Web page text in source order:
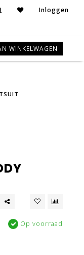
€ 75 Inloggen
0
WINKELWAGEN
Op voorraad